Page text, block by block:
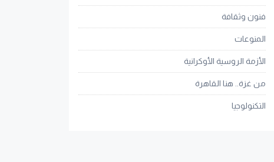
فنون وثقافة
المنوعات
الأزمة الروسية الأوكرانية
من غزة.. هنا القاهرة
التكنولوجيا